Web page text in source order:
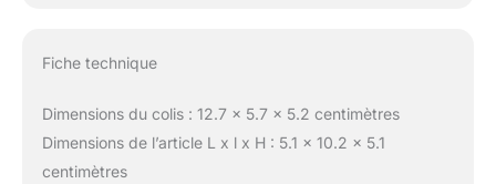
Fiche technique
Dimensions du colis : 12.7 x 5.7 x 5.2 centimètres
Dimensions de l’article L x l x H : 5.1 x 10.2 x 5.1
centimètres